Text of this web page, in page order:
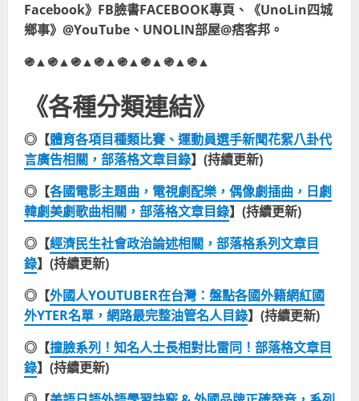
Facebook》FB臉書FACEBOOK專頁、《UnoLin四城
鄉事》@YouTube、UNOLIN部屋@痞客邦。
֍▲֍▲֍▲֍▲֍▲֍▲֍▲֍▲
《各種分類連結》
◎【體育各項目種類比賽、運動員選手新聞花絮八卦代
言廣告相關，部落格文章目錄】(持續更新)
◎【各國電影主題曲，電視劇配樂，偶像劇插曲，日劇
韓劇美劇歌曲相關，部落格文章目錄】(持續更新)
◎【經濟民生社會政治論述相關，部落格系列文章目
錄】(持續更新)
◎【外國人YOUTUBER在台灣：盤點各國外籍網紅國
外YTER名單，網路最完整油管名人目錄】(持續更新)
◎【撞臉系列！知名人士長相對比雷同！部落格文章目
錄】(持續更新)